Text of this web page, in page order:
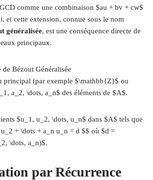
comme une combinaison $au + bv + cw$
et cette extension, connue sous le nom
généralisée, est une conséquence directe de
principaux.
Bézout Généralisée
principal (par exemple $\mathbb{Z}$ ou
a_2, \dots, a_n$ des éléments de $A$.
$u_1, u_2, \dots, u_n$ dans $A$ tels que
+ \dots + a_n u_n = d $$ où $d =
\dots, a_n)$.
par Récurrence